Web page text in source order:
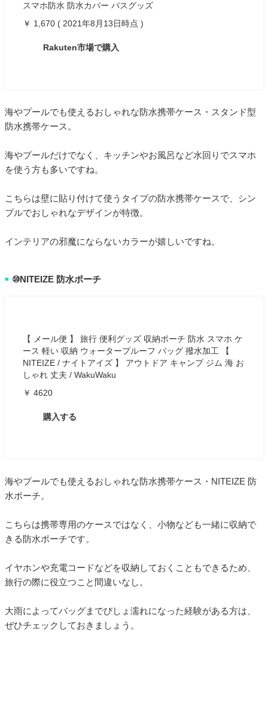
スマホ防水 防水カバー バスグッズ
￥ 1,670 ( 2021年8月13日時点 )
Rakuten市場で購入
海やプールでも使えるおしゃれな防水携帯ケース・スタンド型
防水携帯ケース。
海やプールだけでなく、キッチンやお風呂など水回りでスマホ
を使う方も多いですね。
こちらは壁に貼り付けて使うタイプの防水携帯ケースで、シン
プルでおしゃれなデザインが特徴。
インテリアの邪魔にならないカラーが嬉しいですね。
■ ⑩NITEIZE 防水ポーチ
【 メール便 】 旅行 便利グッズ 収納ポーチ 防水 スマホ ケ
ース 軽い 収納 ウォータープルーフ バッグ 撥水加工 【
NITEIZE / ナイトアイズ 】 アウトドア キャンプ ジム 海 お
しゃれ 丈夫 / WakuWaku
￥ 4620
購入する
海やプールでも使えるおしゃれな防水携帯ケース・NITEIZE 防
水ポーチ。
こちらは携帯専用のケースではなく、小物なども一緒に収納で
きる防水ポーチです。
イヤホンや充電コードなどを収納しておくこともできるため、
旅行の際に役立つこと間違いなし。
大雨によってバッグまでびしょ濡れになった経験がある方は、
ぜひチェックしておきましょう。